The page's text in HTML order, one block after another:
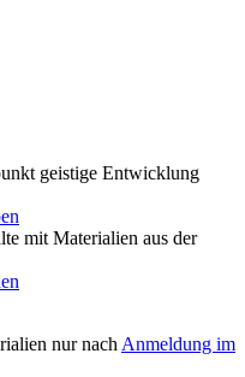
geistige Entwicklung
mit Materialien aus der
nur nach Anmeldung im